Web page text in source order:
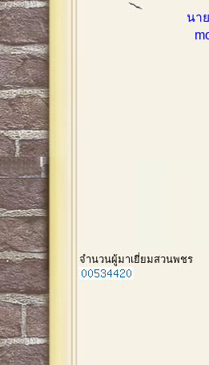
นา
จำนวนผู้มาเยี่ยมสวนพชร